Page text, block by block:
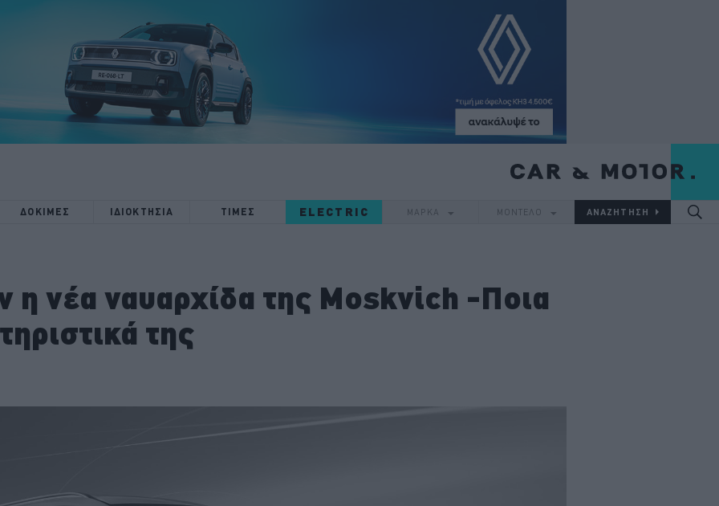
ΔΟΚΙΜΕΣ ΙΔΙΟΚΤΗΣΙΑ ΤΙΜΕΣ ELECTRIC ΜΑΡΚΑ ΜΟΝΤΕΛΟ
η νέα ναυαρχίδα της Moskvich -Ποια
της